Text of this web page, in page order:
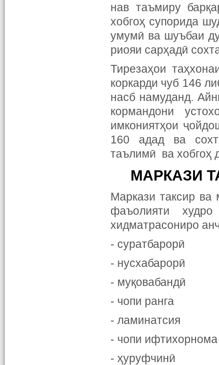
нав таъмиру
хобгоҳ супорида
умумӣ ва шуъбаи
риояи сарҳадӣ
Тирезаҳои
коркарди чуб 146
насб намуданд.
кормандони
имкониятҳои
160 адад ва
таълимӣ ва хобгоҳ
МАРКАЗИ
Маркази таксир
фаъолияти
хидматрасониро
- суратбарорӣ
- нусхабарорӣ
- муқовабандӣ
- чопи ранга
- ламинатсия
- чопи ифтихорнома
- ҳуруфчинӣ